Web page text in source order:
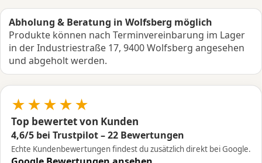
Abholung & Beratung in Wolfsberg möglich
Produkte können nach Terminvereinbarung im Lager
in der Industriestraße 17, 9400 Wolfsberg angesehen
und abgeholt werden.
★★★★★
Top bewertet von Kunden
4,6/5 bei Trustpilot – 22 Bewertungen
Echte Kundenbewertungen findest du zusätzlich direkt bei Google.